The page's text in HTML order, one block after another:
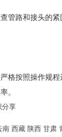
管路和接头的
格按照操作规
。
分享
南 西藏 陕西 甘肃